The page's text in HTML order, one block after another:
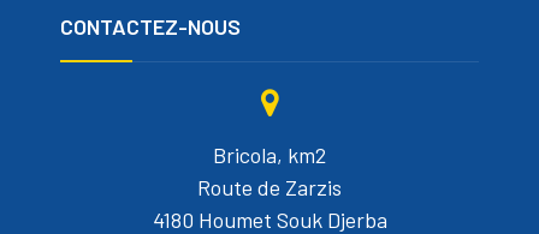
CONTACTEZ-NOUS
Bricola, km2
Route de Zarzis
4180 Houmet Souk Djerba